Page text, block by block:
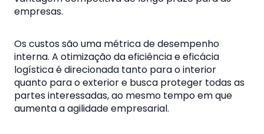
empresas.
Os custos são uma métrica de desempenho
interna. A otimização da eficiência e eficácia
logística é direcionada tanto para o interior
quanto para o exterior e busca proteger todas as
partes interessadas, ao mesmo tempo em que
aumenta a agilidade empresarial.